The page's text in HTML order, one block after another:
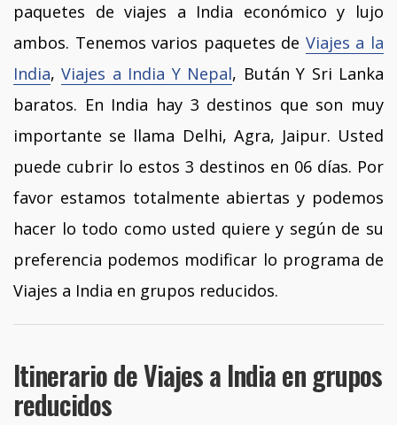
paquetes de viajes a India económico y lujo
ambos. Tenemos varios paquetes de Viajes a la
India,Viajes a India Y Nepal, Bután Y Sri Lanka
baratos. En India hay 3 destinos que son muy
importante se llama Delhi, Agra, Jaipur. Usted
puede cubrir lo estos 3 destinos en 06 días. Por
favor estamos totalmente abiertas y podemos
hacer lo todo como usted quiere y según de su
preferencia podemos modificar lo programa de
Viajes a India en grupos reducidos.
Itinerario de Viajes a India en grupos
reducidos